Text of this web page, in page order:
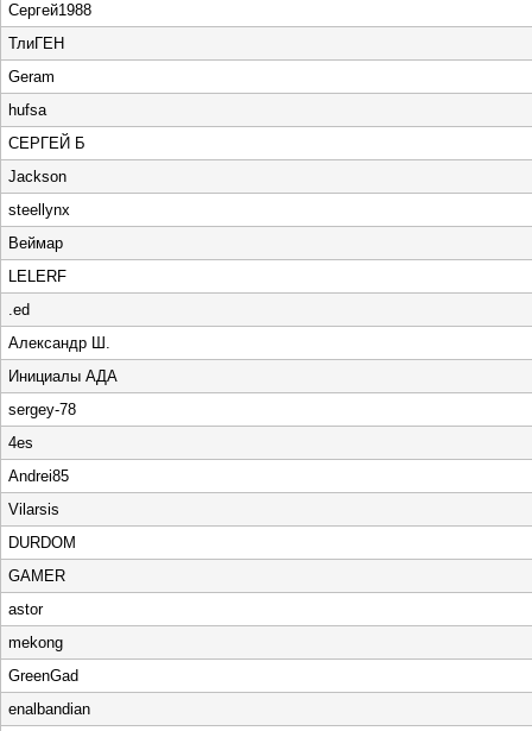
Сергей1988
ТлиГЕН
Geram
hufsa
СЕРГЕЙ Б
Jackson
steellynx
Веймар
LELERF
.ed
Александр Ш.
Инициалы АДА
sergey-78
4es
Andrei85
Vilarsis
DURDOM
GAMER
astor
mekong
GrееnGad
enalbandian